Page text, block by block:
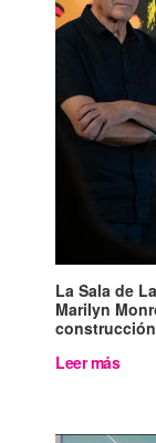
La Sala de
Marilyn
Leer más